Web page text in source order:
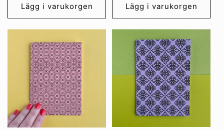
Lägg i varukorgen Lägg i varukorgen